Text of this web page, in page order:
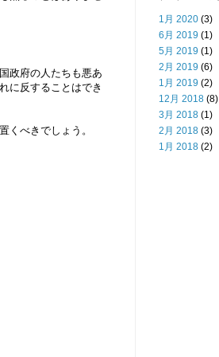
政府の人たちも悪あ
に反することはでき
くべきでしょう。
1月 2020 (3)
6月 2019 (1)
5月 2019 (1)
2月 2019 (6)
1月 2019 (2)
12月 2018 (8)
3月 2018 (1)
2月 2018 (3)
1月 2018 (2)